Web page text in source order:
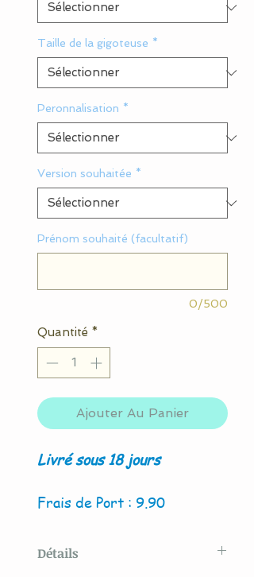
Taille de la gigoteuse *
Peronnalisation *
Version souhaitée *
Prénom souhaité (facultatif)
0/500
Quantité *
Ajouter Au Panier
Livré sous 18 jours
Frais de Port : 9.90
Détails